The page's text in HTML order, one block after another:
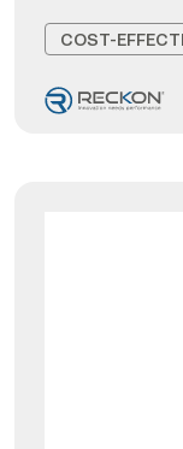
COST-